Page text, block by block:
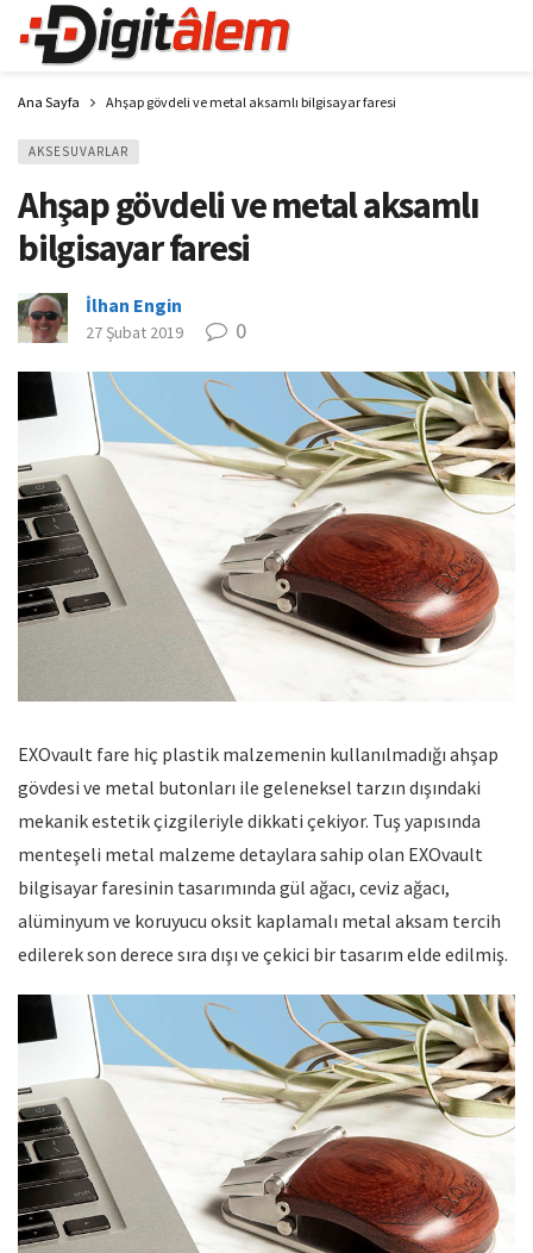
Ana Sayfa Ahşap gövdeli ve metal aksamlı bilgisayar faresi
AKSESUVARLAR
Ahşap gövdeli ve metal aksamlı
bilgisayar faresi
İlhan Engin
27 Şubat 2019 0
EXOvault fare hiç plastik malzemenin kullanılmadığı ahşap
gövdesi ve metal butonları ile geleneksel tarzın dışındaki
mekanik estetik çizgileriyle dikkati çekiyor. Tuş yapısında
menteşeli metal malzeme detaylara sahip olan EXOvault
bilgisayar faresinin tasarımında gül ağacı, ceviz ağacı,
alüminyum ve koruyucu oksit kaplamalı metal aksam tercih
edilerek son derece sıra dışı ve çekici bir tasarım elde edilmiş.